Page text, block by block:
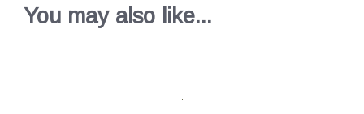
You may also like...